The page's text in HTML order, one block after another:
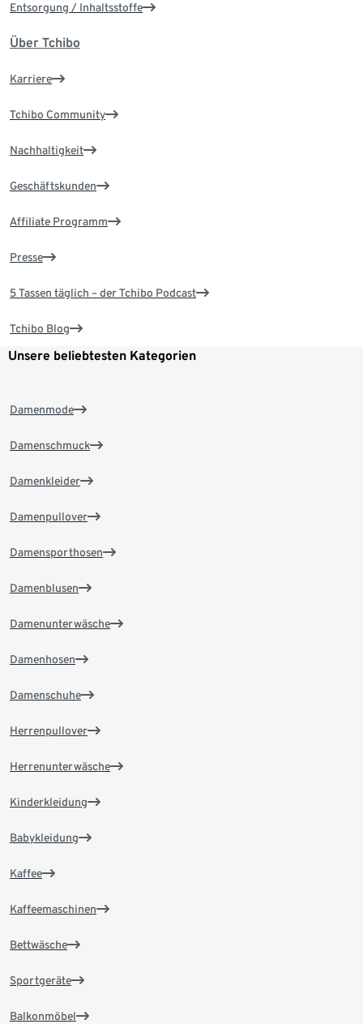
Entsorgung / Inhaltsstoffe
Über Tchibo
Karriere
Tchibo Community
Nachhaltigkeit
Geschäftskunden
Affiliate Programm
Presse
5 Tassen täglich – der Tchibo Podcast
Tchibo Blog
Unsere beliebtesten Kategorien
Damenmode
Damenschmuck
Damenkleider
Damenpullover
Damensporthosen
Damenblusen
Damenunterwäsche
Damenhosen
Damenschuhe
Herrenpullover
Herrenunterwäsche
Kinderkleidung
Babykleidung
Kaffee
Kaffeemaschinen
Bettwäsche
Sportgeräte
Balkonmöbel